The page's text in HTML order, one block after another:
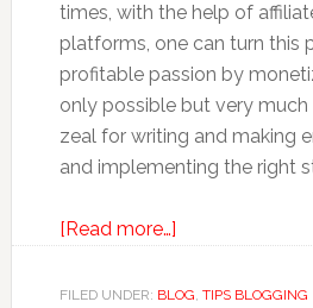
times, with the help of
platforms, one can turn this
profitable passion by
only possible but very
zeal for writing and making
and implementing the right
[Read more…]about
Affiliate
FILED UNDER: BLOG, TIPS BLOGGING